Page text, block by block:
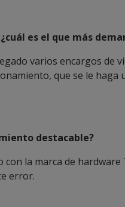
es el que más
varios encargos de
que se le haga
destacable?
la marca de
error.